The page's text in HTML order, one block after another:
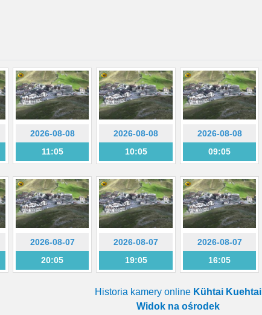
2026-08-08
11:05
2026-08-08
10:05
2026-08-08
09:05
2026-08-07
20:05
2026-08-07
19:05
2026-08-07
16:05
Historia kamery online Kühtai Kuehtai
Widok na ośrodek